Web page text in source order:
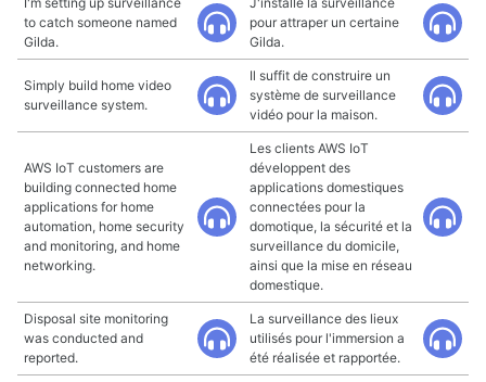
to catch someone named
Gilda.
pour attraper un certaine
Gilda.
Simply build home video
surveillance system.
Il suffit de construire un
système de surveillance
vidéo pour la maison.
AWS IoT customers are
building connected home
applications for home
automation, home security
and monitoring, and home
networking.
Les clients AWS IoT
développent des
applications domestiques
connectées pour la
domotique, la sécurité et la
surveillance du domicile,
ainsi que la mise en réseau
domestique.
Disposal site monitoring
was conducted and
reported.
La surveillance des lieux
utilisés pour l'immersion a
été réalisée et rapportée.